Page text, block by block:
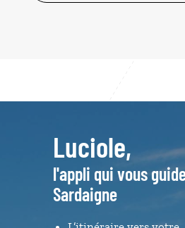
Luciole,
l'appli qui vous
Sardaigne